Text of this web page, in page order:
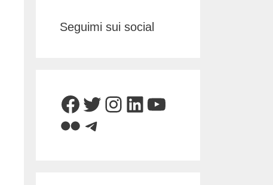
Seguimi sui social
Facebook
Twitter
Instagram
LinkedIn
YouTube
FlickrTelegram